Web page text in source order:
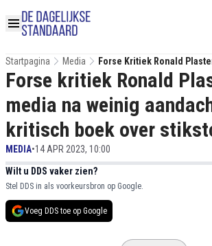
Startpagina Media
Forse Kritiek Ronald
Weinig Aandacht Voor
Stikstofbeleid
Forse kritiek Ronald
media na weinig
kritisch boek over
MEDIA•14 APR 2023, 10:00
Wilt u DDS vaker zien?
Stel DDS in als voorkeursbron op Google.
Voeg DDS toe op Google